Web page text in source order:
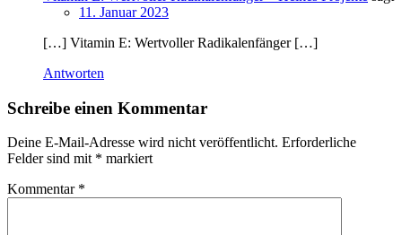
11. Januar 2023
[…] Vitamin E: Wertvoller Radikalenfänger […]
Antworten
Schreibe einen Kommentar
Deine E-Mail-Adresse wird nicht veröffentlicht. Erforderliche
Felder sind mit * markiert
Kommentar *